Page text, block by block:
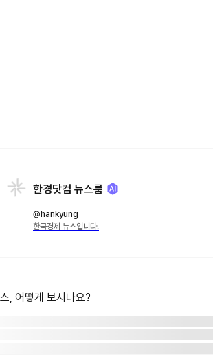
한경닷컴 뉴스룸
@hankyung
한국경제 뉴스입니다.
, 어떻게 보시나요?